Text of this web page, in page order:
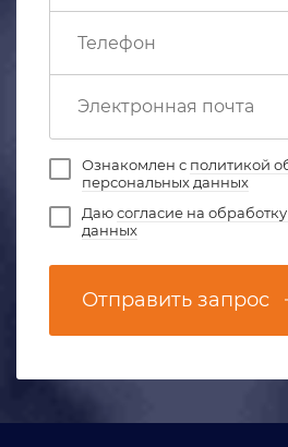
Ознакомлен с политикой
персональных данных
Даюсогласие на
данных
Отправить запрос